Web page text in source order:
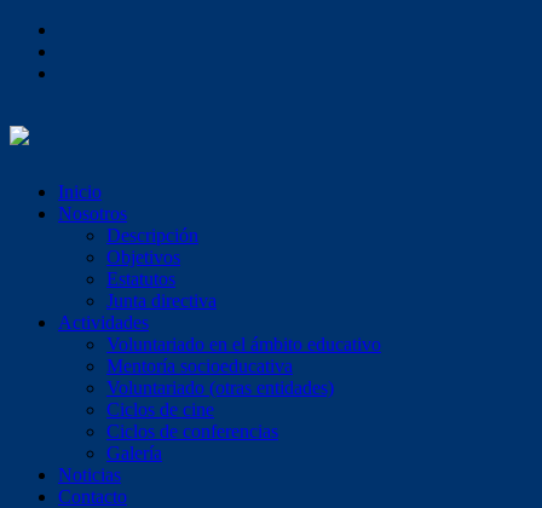
Inicio
Nosotros
Descripción
Objetivos
Estatutos
Junta directiva
Actividades
Voluntariado en el ámbito educativo
Mentoría socioeducativa
Voluntariado (otras entidades)
Ciclos de cine
Ciclos de conferencias
Galería
Noticias
Contacto